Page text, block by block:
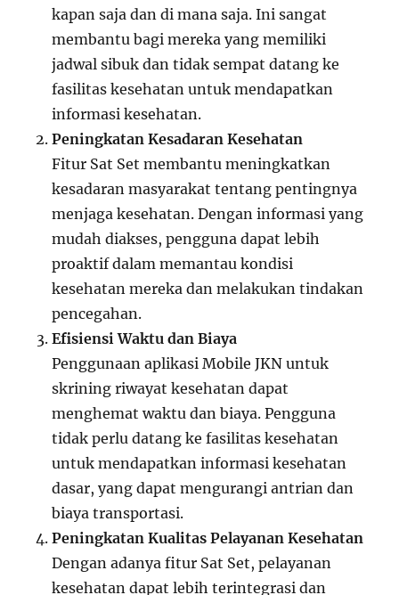
kapan saja dan di mana saja. Ini sangat
membantu bagi mereka yang memiliki
jadwal sibuk dan tidak sempat datang ke
fasilitas kesehatan untuk mendapatkan
informasi kesehatan.
Peningkatan Kesadaran Kesehatan
Fitur Sat Set membantu meningkatkan
kesadaran masyarakat tentang pentingnya
menjaga kesehatan. Dengan informasi yang
mudah diakses, pengguna dapat lebih
proaktif dalam memantau kondisi
kesehatan mereka dan melakukan tindakan
pencegahan.
Efisiensi Waktu dan Biaya
Penggunaan aplikasi Mobile JKN untuk
skrining riwayat kesehatan dapat
menghemat waktu dan biaya. Pengguna
tidak perlu datang ke fasilitas kesehatan
untuk mendapatkan informasi kesehatan
dasar, yang dapat mengurangi antrian dan
biaya transportasi.
Peningkatan Kualitas Pelayanan Kesehatan
Dengan adanya fitur Sat Set, pelayanan
kesehatan dapat lebih terintegrasi dan